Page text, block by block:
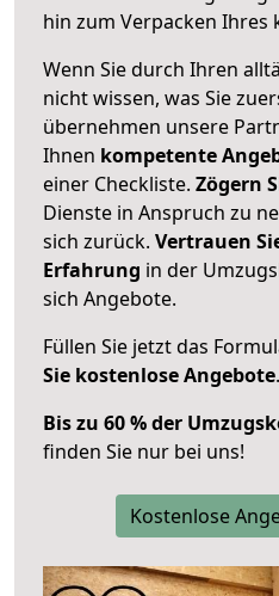
hin zum Verpacken Ihres
Wenn Sie durch Ihren
nicht wissen, was Sie
übernehmen unsere
Ihnen kompetente
einer Checkliste. Zögern
Dienste in Anspruch zu
sich zurück. Vertrauen
Erfahrung in der
sich Angebote.
Füllen Sie jetzt das
Sie kostenlose Angebote.
Bis zu 60 % der
finden Sie nur bei uns!
Kostenlose